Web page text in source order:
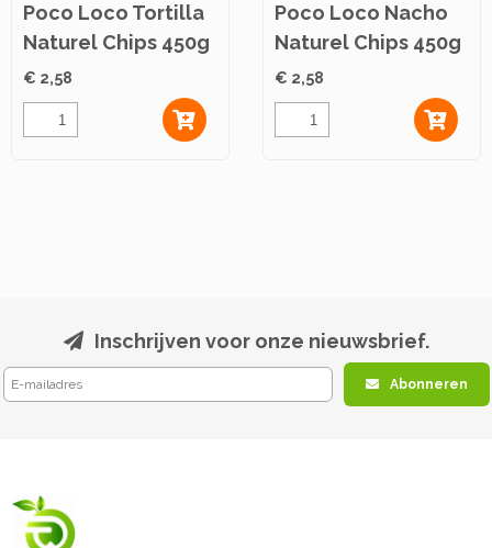
Poco Loco Tortilla
Naturel Chips 450g
€ 2,58
Poco Loco Nacho
Naturel Chips 450g
€ 2,58
Inschrijven voor onze nieuwsbrief.
Abonneren